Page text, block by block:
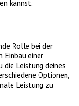
kannst.
Rolle bei der
Einbau einer
Leistung deines
Optionen,
Leistung zu